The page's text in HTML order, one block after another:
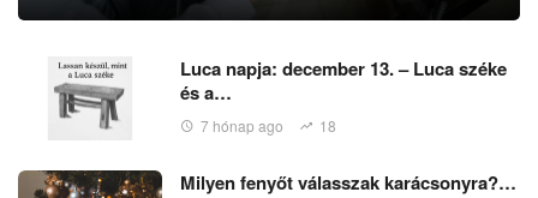
Luca napja: december 13. – Luca széke
és a…
7 hónap ago 18
Milyen fenyőt válasszak karácsonyra?…